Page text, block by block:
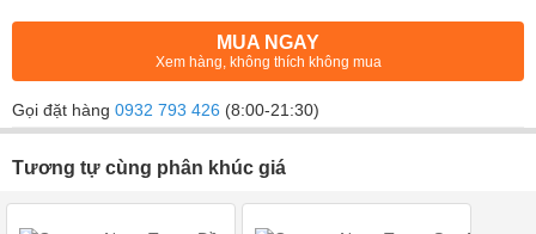
MUA NGAY
Xem hàng, không thích không mua
Gọi đặt hàng 0932 793 426 (8:00-21:30)
Tương tự cùng phân khúc giá